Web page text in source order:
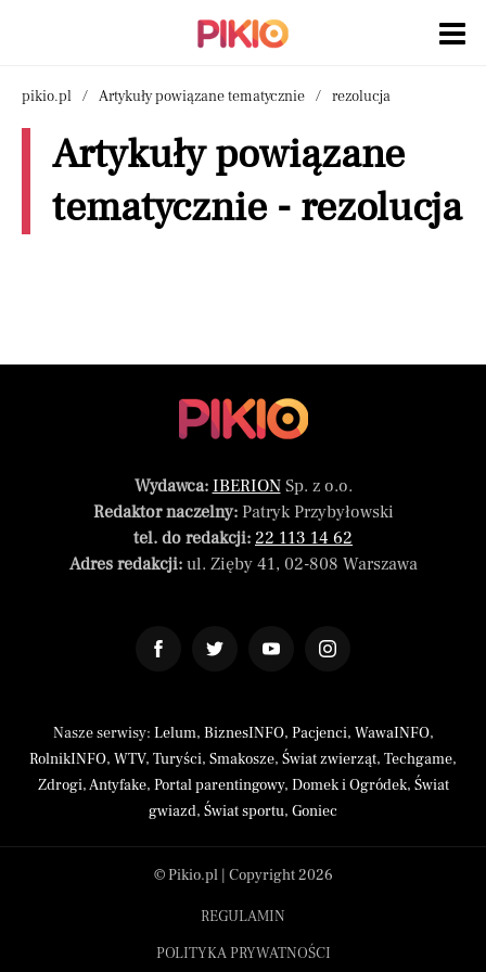
pikio.pl Artykuły powiązane tematycznie rezolucja
Artykuły powiązane
tematycznie - rezolucja
Wydawca: IBERIONSp. z o.o.
Redaktor naczelny:Patryk Przybyłowski
tel. do redakcji: 22 113 14 62
Adres redakcji:ul. Zięby 41, 02-808 Warszawa
Nasze serwisy: Lelum, BiznesINFO, Pacjenci, WawaINFO,
RolnikINFO, WTV, Turyści, Smakosze, Świat zwierząt, Techgame,
Zdrogi,Antyfake, Portal parentingowy, Domek i Ogródek, Świat
gwiazd, Świat sportu, Goniec
© Pikio.pl | Copyright 2026
REGULAMIN
POLITYKA PRYWATNOŚCI